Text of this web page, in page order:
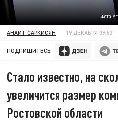
ФОТО:
АНАИТ САРКИСЯН 19 ДЕКАБРЯ 09:53
ПОДПИШИТЕСЬ:
Стало известно, на
увеличится размер
Ростовской области